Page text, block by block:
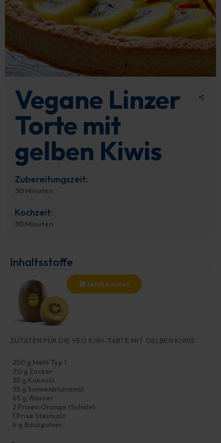
Vegane Linzer
Torte mit
gelben Kiwis
Zubereitungszeit:
30 Minuten
Kochzeit:
30 Minuten
Inhaltsstoffe
Jetzt kaufen
ZUTATEN FÜR DIE VEG KIWI-TARTE MIT GELBEN KIWIS:
250 g Mehl Typ 1
70 g Zucker
35 g Kokosöl
35 g Sonnenblumenöl
65 g Wasser
2 Prisen Orange (Schale)
1 Prise Steinsalz
6 g Backpulver